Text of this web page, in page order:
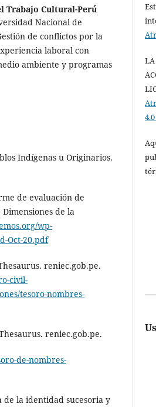
Trabajo Cultural-Perú
Nacional de
de conflictos por la
laboral con
ambiente y programas
Indígenas u Originarios.
de evaluación de
de la
wp-
Oct-20.pdf
reniec.gob.pe.
civil-
tesoro-nombres-
reniec.gob.pe.
de-nombres-
la identidad sucesoria y
LA